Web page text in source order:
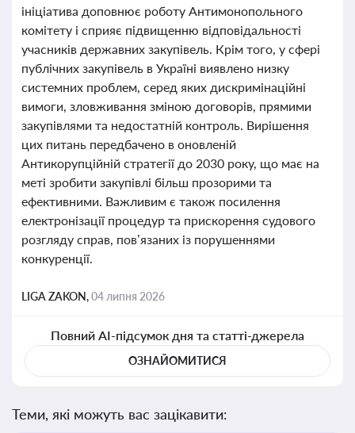
ініціатива доповнює роботу Антимонопольного
комітету і сприяє підвищенню відповідальності
учасників державних закупівель. Крім того, у сфері
публічних закупівель в Україні виявлено низку
системних проблем, серед яких дискримінаційні
вимоги, зловживання зміною договорів, прямими
закупівлями та недостатній контроль. Вирішення
цих питань передбачено в оновленій
Антикорупційній стратегії до 2030 року, що має на
меті зробити закупівлі більш прозорими та
ефективними. Важливим є також посилення
електронізації процедур та прискорення судового
розгляду справ, пов’язаних із порушеннями
конкуренції.
LIGA ZAKON,04 липня 2026
Повний AI-підсумок дня та статті-джерела
ОЗНАЙОМИТИСЯ
Теми, які можуть вас зацікавити: